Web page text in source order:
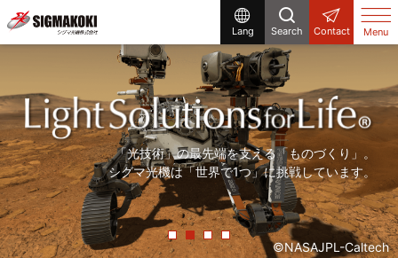
Lang Search Contact Menu
まだ世の中にないものを「光」で創る。
シグマ光機は「光」で社会に貢献しています。
「光技術」の最先端を支える「ものづくり」。
シグマ光機は「世界で1つ」に挑戦しています。
©NASAJPL-Caltech
研究開発から生産設備まで、
シグマ光機は「光」で解決する企業です。
「精度の高い製品を、より早く」。
常に「挑戦」をしていく、それが私たちシグマ光機です。